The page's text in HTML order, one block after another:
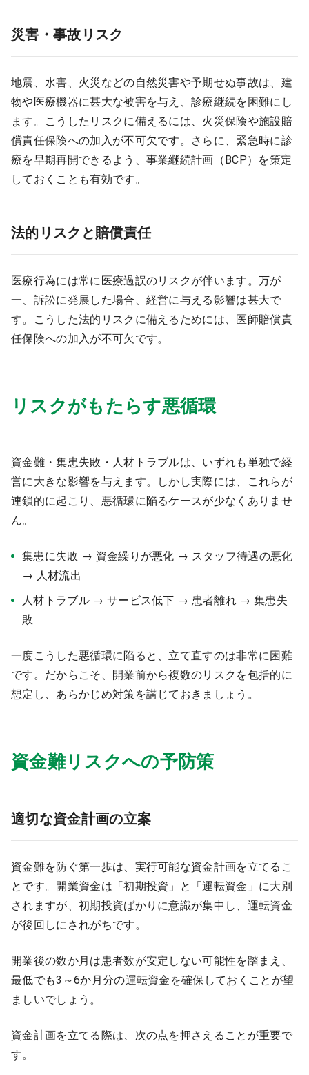
災害・事故リスク
地震、水害、火災などの自然災害や予期せぬ事故は、建
物や医療機器に甚大な被害を与え、診療継続を困難にし
ます。こうしたリスクに備えるには、火災保険や施設賠
償責任保険への加入が不可欠です。さらに、緊急時に診
療を早期再開できるよう、事業継続計画（BCP）を策定
しておくことも有効です。
法的リスクと賠償責任
医療行為には常に医療過誤のリスクが伴います。万が
一、訴訟に発展した場合、経営に与える影響は甚大で
す。こうした法的リスクに備えるためには、医師賠償責
任保険への加入が不可欠です。
リスクがもたらす悪循環
資金難・集患失敗・人材トラブルは、いずれも単独で経
営に大きな影響を与えます。しかし実際には、これらが
連鎖的に起こり、悪循環に陥るケースが少なくありませ
ん。
集患に失敗 → 資金繰りが悪化 → スタッフ待遇の悪化
→ 人材流出
人材トラブル → サービス低下 → 患者離れ → 集患失
敗
一度こうした悪循環に陥ると、立て直すのは非常に困難
です。だからこそ、開業前から複数のリスクを包括的に
想定し、あらかじめ対策を講じておきましょう。
資金難リスクへの予防策
適切な資金計画の立案
資金難を防ぐ第一歩は、実行可能な資金計画を立てるこ
とです。開業資金は「初期投資」と「運転資金」に大別
されますが、初期投資ばかりに意識が集中し、運転資金
が後回しにされがちです。
開業後の数か月は患者数が安定しない可能性を踏まえ、
最低でも3～6か月分の運転資金を確保しておくことが望
ましいでしょう。
資金計画を立てる際は、次の点を押さえることが重要で
す。